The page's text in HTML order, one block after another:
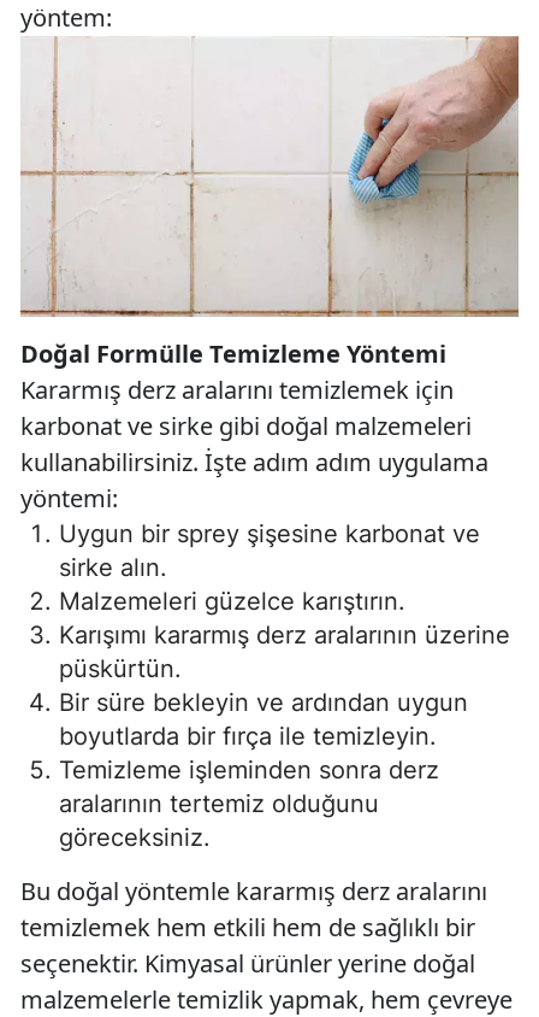
yöntem:
Doğal Formülle Temizleme Yöntemi
Kararmış derz aralarını temizlemek için
karbonat ve sirke gibi doğal malzemeleri
kullanabilirsiniz. İşte adım adım uygulama
yöntemi:
Uygun bir sprey şişesine karbonat ve
sirke alın.
Malzemeleri güzelce karıştırın.
Karışımı kararmış derz aralarının üzerine
püskürtün.
Bir süre bekleyin ve ardından uygun
boyutlarda bir fırça ile temizleyin.
Temizleme işleminden sonra derz
aralarının tertemiz olduğunu
göreceksiniz.
Bu doğal yöntemle kararmış derz aralarını
temizlemek hem etkili hem de sağlıklı bir
seçenektir. Kimyasal ürünler yerine doğal
malzemelerle temizlik yapmak, hem çevreye